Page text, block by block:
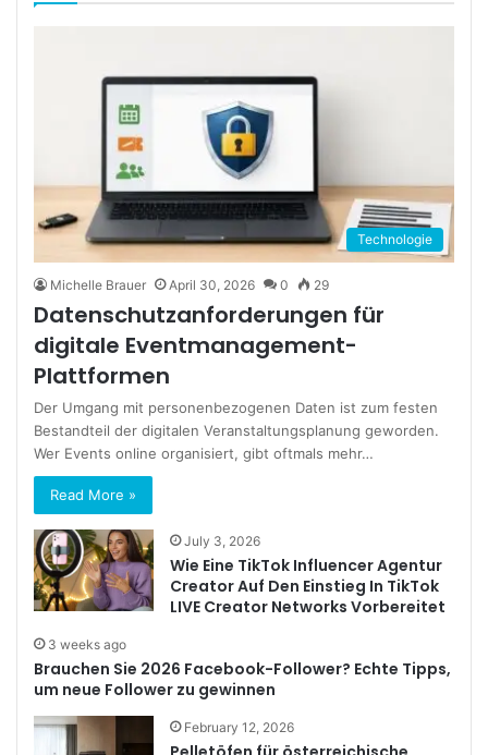
Technologie
Michelle Brauer April 30, 2026 0 29
Datenschutzanforderungen für
digitale Eventmanagement-
Plattformen
Der Umgang mit personenbezogenen Daten ist zum festen
Bestandteil der digitalen Veranstaltungsplanung geworden.
Wer Events online organisiert, gibt oftmals mehr…
Read More »
July 3, 2026
Wie Eine TikTok Influencer Agentur
Creator Auf Den Einstieg In TikTok
LIVE Creator Networks Vorbereitet
3 weeks ago
Brauchen Sie 2026 Facebook-Follower? Echte Tipps,
um neue Follower zu gewinnen
February 12, 2026